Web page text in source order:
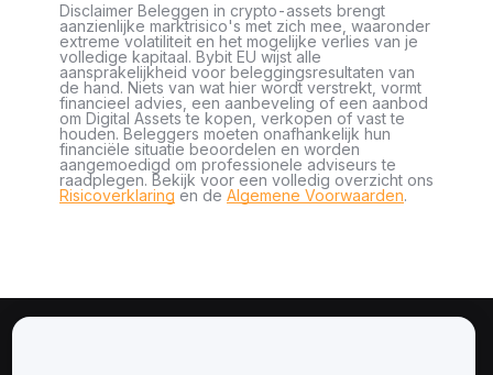
Disclaimer Beleggen in crypto-assets brengt
aanzienlijke marktrisico's met zich mee, waaronder
extreme volatiliteit en het mogelijke verlies van je
volledige kapitaal. Bybit EU wijst alle
aansprakelijkheid voor beleggingsresultaten van
de hand. Niets van wat hier wordt verstrekt, vormt
financieel advies, een aanbeveling of een aanbod
om Digital Assets te kopen, verkopen of vast te
houden. Beleggers moeten onafhankelijk hun
financiële situatie beoordelen en worden
aangemoedigd om professionele adviseurs te
raadplegen. Bekijk voor een volledig overzicht ons
Risicoverklaring en de Algemene Voorwaarden.